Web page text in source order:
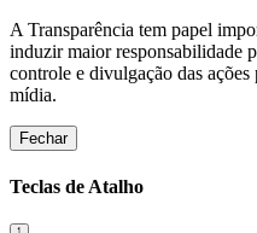
A Transparência tem papel
induzir maior responsabilidade
controle e divulgação das ações
mídia.
Fechar
Teclas de Atalho